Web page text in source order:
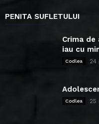
PENITA SUFLETULUI
Crima
iau cu
Codlea 24
Codlea 25